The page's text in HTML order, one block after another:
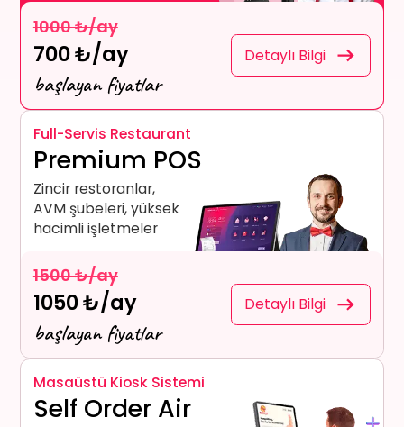
1000 ₺/ay
700 ₺/ay
başlayan fiyatlar
Detaylı Bilgi
Full-Servis Restaurant
Premium POS
Zincir restoranlar,
AVM şubeleri, yüksek
hacimli işletmeler
1500 ₺/ay
1050 ₺/ay
başlayan fiyatlar
Detaylı Bilgi
Masaüstü Kiosk Sistemi
Self Order Air